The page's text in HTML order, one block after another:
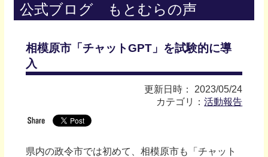
公式ブログ もとむらの声
相模原市「チャットGPT」を試験的に導
入
更新日時： 2023/05/24
カテゴリ：活動報告
県内の政令市では初めて、相模原市も「チャット